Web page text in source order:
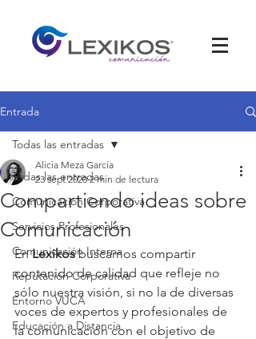
Entrada
Todas las entradas
Comunicación Corporativa
Servicios Profesionales
Comunicación Interna
Reputación Corporativa
Entorno VUCA
Educación a Distancia
Todas las entradas
Compartiendo ideas sobre
Comunicación
Alicia Meza García
23 sept 2020 2 min de lectura
En Lexikos buscamos compartir
contenido de calidad que refleje no
sólo nuestra visión, si no la de diversas
voces de expertos y profesionales de
la comunicación con el objetivo de